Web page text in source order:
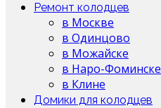
Ремонт колодцев
в Москве
в Одинцово
в Можайске
в Наро-Фоминске
в Клине
Домики для колодцев